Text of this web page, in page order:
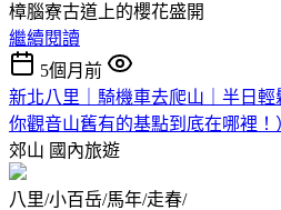
樟腦寮古道上的櫻花盛開
繼續閱讀
5個月前
新北八里｜騎機車去爬山｜半日
你觀音山舊有的基點到底在哪裡！
郊山 國內旅遊
八里/小百岳/馬年/走春/